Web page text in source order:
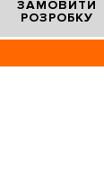
ЗАМОВИТИ
РОЗРОБКУ